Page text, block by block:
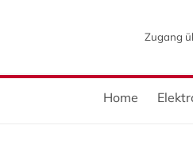
Zugang
Home